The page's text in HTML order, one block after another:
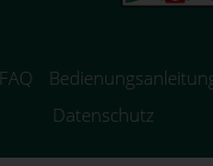
FAQ
Datenschutz